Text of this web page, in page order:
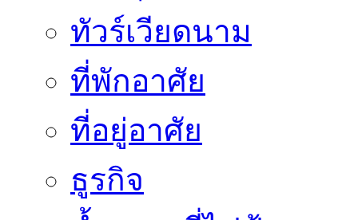
ทัวร์เวียดนาม
ที่พักอาศัย
ที่อยู่อาศัย
ธูรกิจ